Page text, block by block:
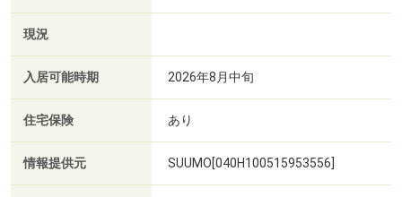
現況
入居可能時期 2026年8月中旬
住宅保険 あり
情報提供元 SUUMO[040H100515953556]